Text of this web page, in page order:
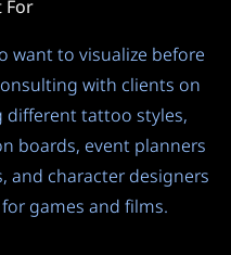
consistency. Default: 1.0.
Higher = more
For
want to visualize before
with clients on
different tattoo styles,
boards, event planners
character designers
games and films.